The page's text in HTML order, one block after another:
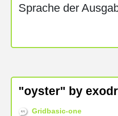
Sprache der
"oyster" by
Gridbasic-one